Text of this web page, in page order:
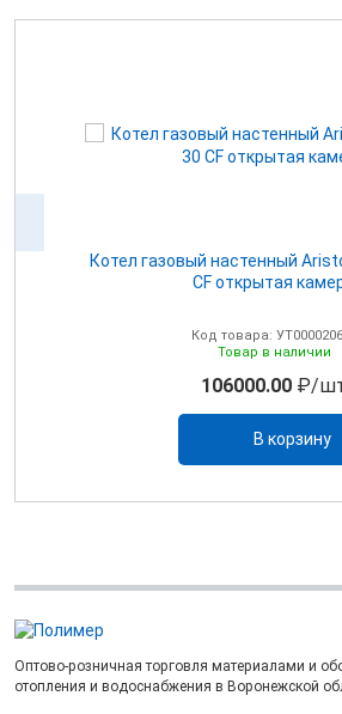
Котел газовый настенный
CF открытая
Код товара:
Товар в наличии
106000.00 ₽/
В корзину
Оптово-розничная торговля материалами и
отопления и водоснабжения в Воронежской